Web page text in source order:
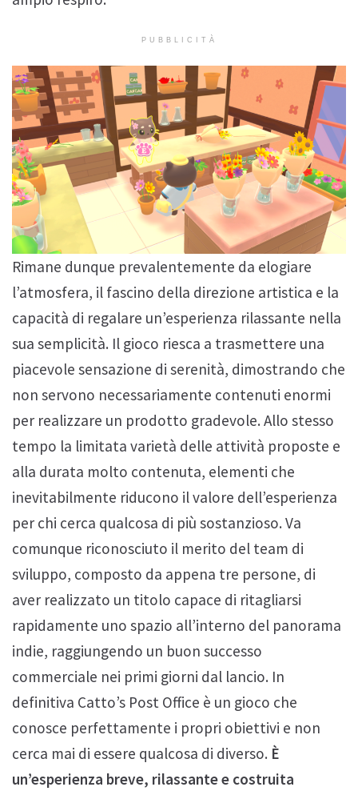
PUBBLICITÀ
Rimane dunque prevalentemente da elogiare
l’atmosfera, il fascino della direzione artistica e la
capacità di regalare un’esperienza rilassante nella
sua semplicità. Il gioco riesca a trasmettere una
piacevole sensazione di serenità, dimostrando che
non servono necessariamente contenuti enormi
per realizzare un prodotto gradevole. Allo stesso
tempo la limitata varietà delle attività proposte e
alla durata molto contenuta, elementi che
inevitabilmente riducono il valore dell’esperienza
per chi cerca qualcosa di più sostanzioso. Va
comunque riconosciuto il merito del team di
sviluppo, composto da appena tre persone, di
aver realizzato un titolo capace di ritagliarsi
rapidamente uno spazio all’interno del panorama
indie, raggiungendo un buon successo
commerciale nei primi giorni dal lancio. In
definitiva Catto’s Post Office è un gioco che
conosce perfettamente i propri obiettivi e non
cerca mai di essere qualcosa di diverso. È
un’esperienza breve, rilassante e costruita